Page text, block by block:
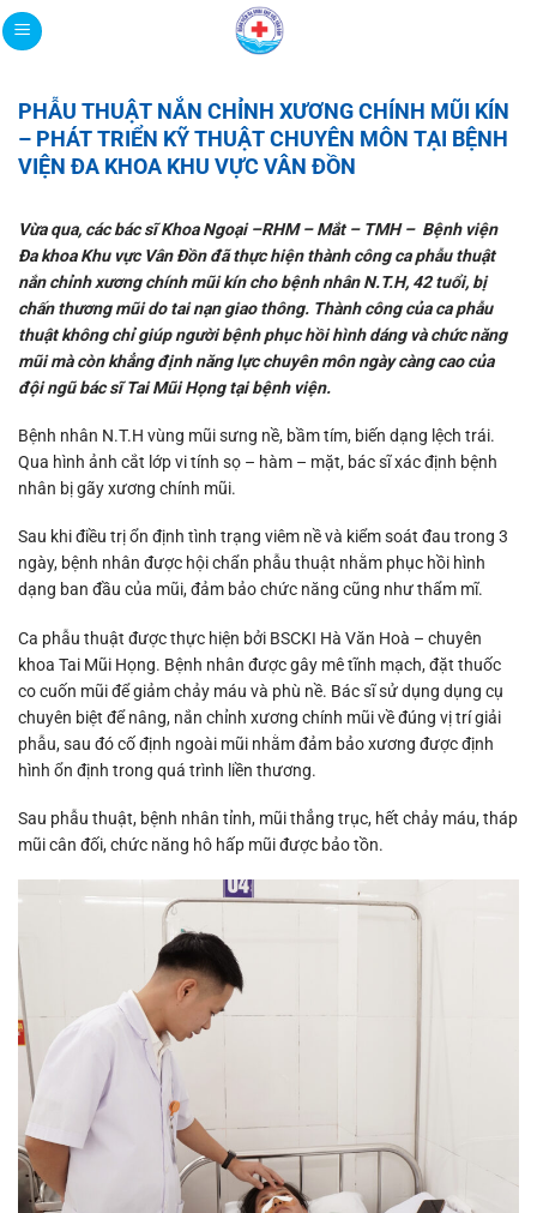
Bỏ
qua
dung
PHẪU THUẬT NẮN CHỈNH XƯƠNG CHÍNH MŨI KÍN
– PHÁT TRIỂN KỸ THUẬT CHUYÊN MÔN TẠI BỆNH
VIỆN ĐA KHOA KHU VỰC VÂN ĐỒN
Vừa qua, các bác sĩ Khoa Ngoại –RHM – Mắt – TMH – Bệnh viện
Đa khoa Khu vực Vân Đồn đã thực hiện thành công ca phẫu thuật
nắn chỉnh xương chính mũi kín cho bệnh nhân N.T.H, 42 tuổi, bị
chấn thương mũi do tai nạn giao thông. Thành công của ca phẫu
thuật không chỉ giúp người bệnh phục hồi hình dáng và chức năng
mũi mà còn khẳng định năng lực chuyên môn ngày càng cao của
đội ngũ bác sĩ Tai Mũi Họng tại bệnh viện.
Bệnh nhân N.T.H vùng mũi sưng nề, bầm tím, biến dạng lệch trái.
Qua hình ảnh cắt lớp vi tính sọ – hàm – mặt, bác sĩ xác định bệnh
nhân bị gãy xương chính mũi.
Sau khi điều trị ổn định tình trạng viêm nề và kiểm soát đau trong 3
ngày, bệnh nhân được hội chẩn phẫu thuật nhằm phục hồi hình
dạng ban đầu của mũi, đảm bảo chức năng cũng như thẩm mĩ.
Ca phẫu thuật được thực hiện bởi BSCKI Hà Văn Hoà – chuyên
khoa Tai Mũi Họng. Bệnh nhân được gây mê tĩnh mạch, đặt thuốc
co cuốn mũi để giảm chảy máu và phù nề. Bác sĩ sử dụng dụng cụ
chuyên biệt để nâng, nắn chỉnh xương chính mũi về đúng vị trí giải
phẫu, sau đó cố định ngoài mũi nhằm đảm bảo xương được định
hình ổn định trong quá trình liền thương.
Sau phẫu thuật, bệnh nhân tỉnh, mũi thẳng trục, hết chảy máu, tháp
mũi cân đối, chức năng hô hấp mũi được bảo tồn.